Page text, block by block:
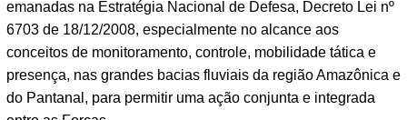
emanadas na Estratégia Nacional de Defesa, Decreto Lei nº
6703 de 18/12/2008, especialmente no alcance aos
conceitos de monitoramento, controle, mobilidade tática e
presença, nas grandes bacias fluviais da região Amazônica e
do Pantanal, para permitir uma ação conjunta e integrada